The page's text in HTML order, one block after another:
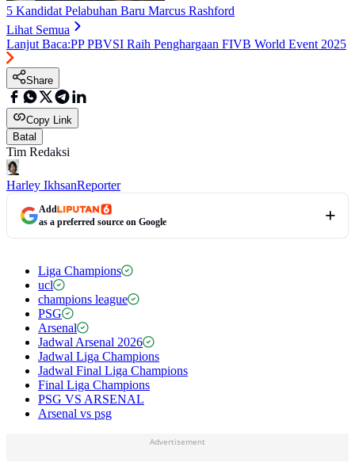
5 Kandidat Pelabuhan Baru Marcus Rashford
Lihat Semua
Lanjut Baca:PP PBVSI Raih Penghargaan FIVB World Event 2025
Share
Copy Link
Batal
Tim Redaksi
Harley IkhsanReporter
Add
as a preferred source on Google
Liga Champions
ucl
champions league
PSG
Arsenal
Jadwal Arsenal 2026
Jadwal Liga Champions
Jadwal Final Liga Champions
Final Liga Champions
PSG VS ARSENAL
Arsenal vs psg
Advertisement